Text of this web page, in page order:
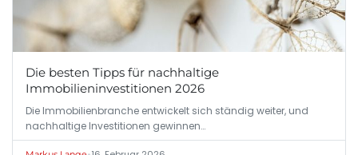
Die besten Tipps für nachhaltige
Immobilieninvestitionen 2026
Die Immobilienbranche entwickelt sich ständig weiter, und
nachhaltige Investitionen gewinnen…